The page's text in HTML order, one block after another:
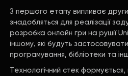
З першого етапу випливає
знадобляться для реалізації
розробка онлайн гри на рушії
іншому, які будуть
програмування, бібліотеки та
Технологічний стек